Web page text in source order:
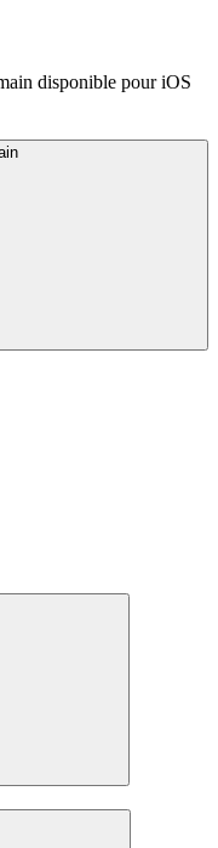
disponible pour iOS